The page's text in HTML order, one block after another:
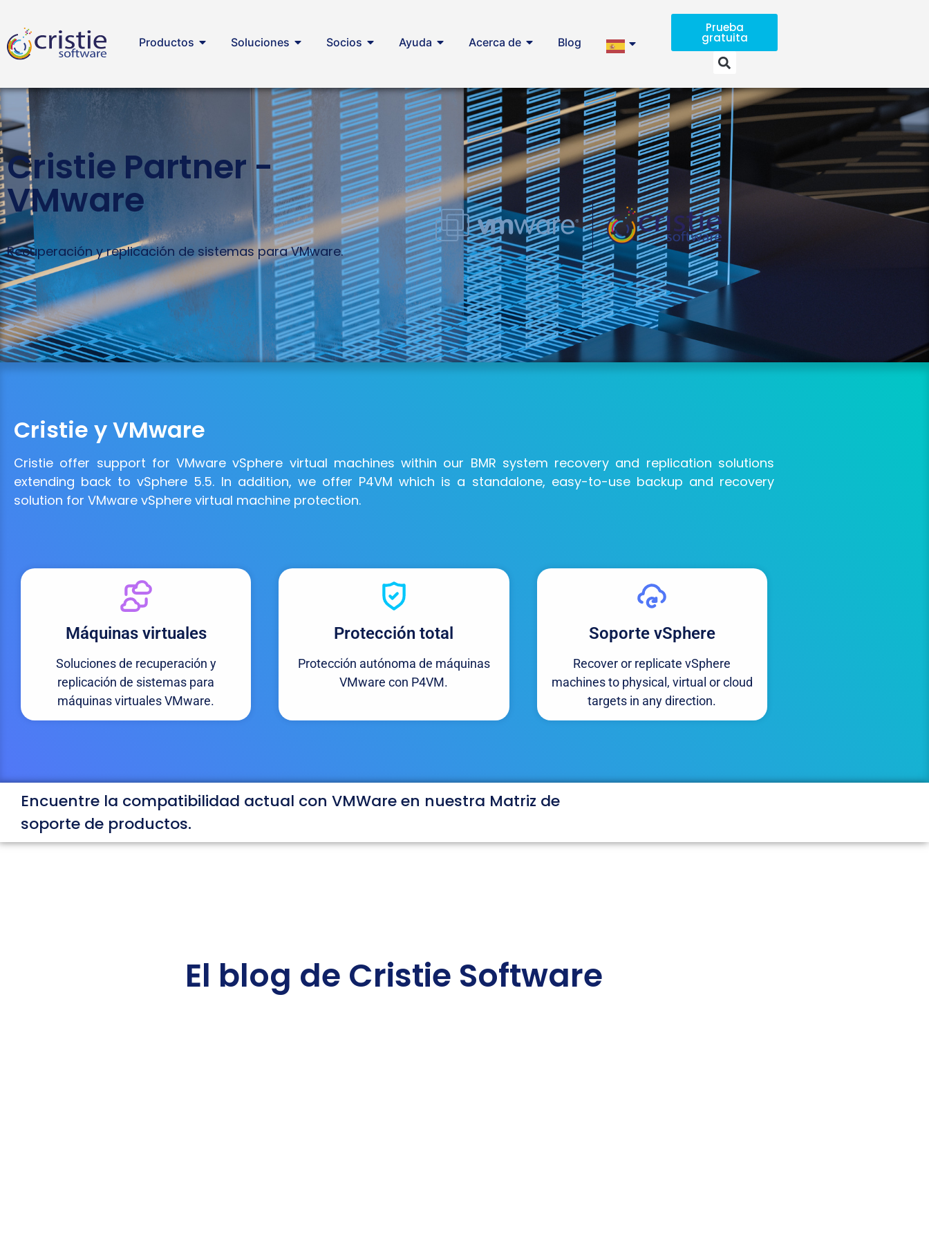
Productos Soluciones Socios Ayuda Acerca de Blog
Prueba
gratuita
Cristie Partner -
VMware
Recuperación y replicación de sistemas para VMware.
Cristie y VMware
Cristie offer support for VMware vSphere virtual machines within our BMR system recovery and replication solutions
extending back to vSphere 5.5. In addition, we offer P4VM which is a standalone, easy-to-use backup and recovery
solution for VMware vSphere virtual machine protection.
Máquinas virtuales
Soluciones de recuperación y
replicación de sistemas para
máquinas virtuales VMware.
Protección total
Protección autónoma de máquinas
VMware con P4VM.
Soporte vSphere
Recover or replicate vSphere
machines to physical, virtual or cloud
targets in any direction.
Encuentre la compatibilidad actual con VMWare en nuestra Matriz de
soporte de productos.
El blog de Cristie Software